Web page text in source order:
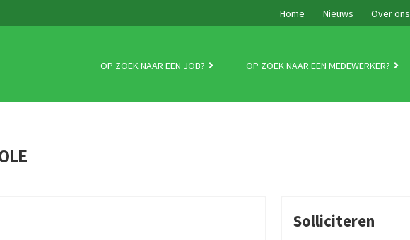
Home Nieuws Over ons
OP ZOEK NAAR EEN JOB? OP ZOEK NAAR EEN MEDEWERKER?
Solliciteren